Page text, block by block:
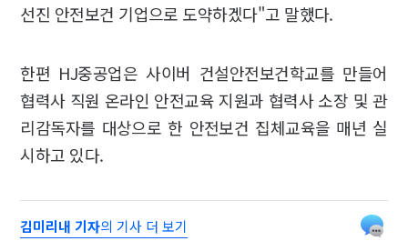
선진 안전보건 기업으로 도약하겠다"고 말했다.
한편 HJ중공업은 사이버 건설안전보건학교를 만들어
협력사 직원 온라인 안전교육 지원과 협력사 소장 및 관
리감독자를 대상으로 한 안전보건 집체교육을 매년 실
시하고 있다.
김미리내 기자의 기사 더 보기